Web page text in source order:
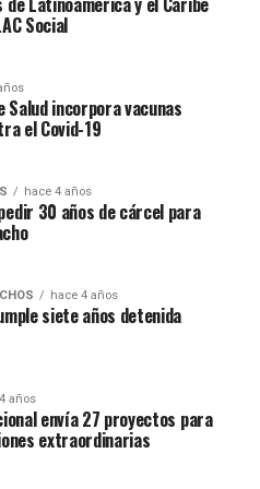
Educación
kBF3BXoEkU
November 22, 2022
Social
Salud incorpora vacunas
el Covid-19
hace 4 años
30 años de cárcel para
hace 4 años
siete años detenida
años
envía 27 proyectos para
extraordinarias